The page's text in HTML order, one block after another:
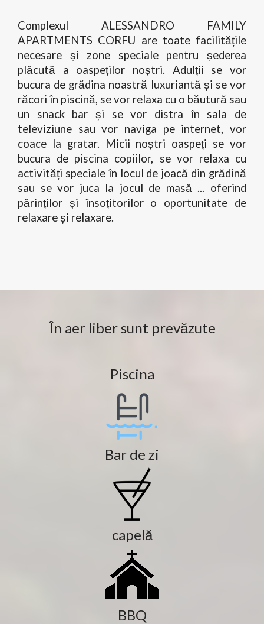
Complexul ALESSANDRO FAMILY
APARTMENTS CORFU are toate facilitățile
necesare și zone speciale pentru șederea
plăcută a oaspeților noștri. Adulții se vor
bucura de grădina noastră luxuriantă și se vor
răcori în piscină, se vor relaxa cu o băutură sau
un snack bar și se vor distra în sala de
televiziune sau vor naviga pe internet, vor
coace la gratar. Micii noștri oaspeți se vor
bucura de piscina copiilor, se vor relaxa cu
activități speciale în locul de joacă din grădină
sau se vor juca la jocul de masă ... oferind
părinților și însoțitorilor o oportunitate de
relaxare și relaxare.
În aer liber sunt prevăzute
Piscina
Bar de zi
capelă
BBQ